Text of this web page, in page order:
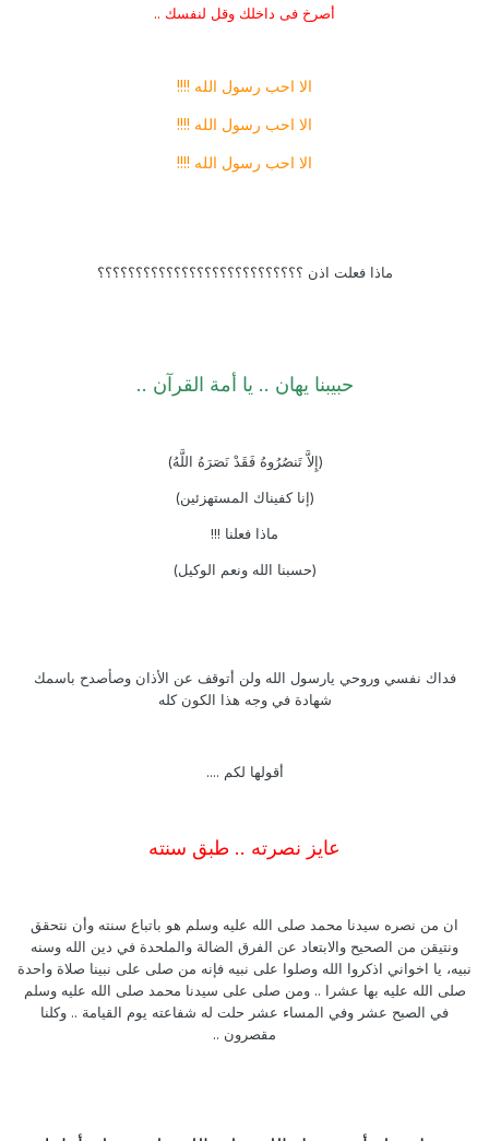
أصرخ فى داخلك وقل لنفسك ..
الا احب رسول الله !!!!
الا احب رسول الله !!!!
الا احب رسول الله !!!!
ماذا فعلت اذن ؟؟؟؟؟؟؟؟؟؟؟؟؟؟؟؟؟؟؟؟؟؟؟؟؟؟؟
حبيبنا يهان .. يا أمة القرآن ..
(إِلاَّ تَنصُرُوهُ فَقَدْ نَصَرَهُ اللَّهُ)
(إنا كفيناك المستهزئين)
ماذا فعلنا !!!
(حسبنا الله ونعم الوكيل)
فداك نفسي وروحي يارسول الله ولن أتوقف عن الأذان وصأصدح باسمك
شهادة في وجه هذا الكون كله
أقولها لكم ....
عايز نصرته .. طبق سنته
ان من نصره سيدنا محمد صلى الله عليه وسلم هو باتباع سنته وأن نتحقق
ونتيقن من الصحيح والابتعاد عن الفرق الضالة والملحدة في دين الله وسنه
نبيه، يا اخواني اذكروا الله وصلوا على نبيه فإنه من صلى على نبينا صلاة واحدة
صلى الله عليه بها عشرا .. ومن صلى على سيدنا محمد صلى الله عليه وسلم
في الصبح عشر وفي المساء عشر حلت له شفاعته يوم القيامة .. وكلنا
مقصرون ..